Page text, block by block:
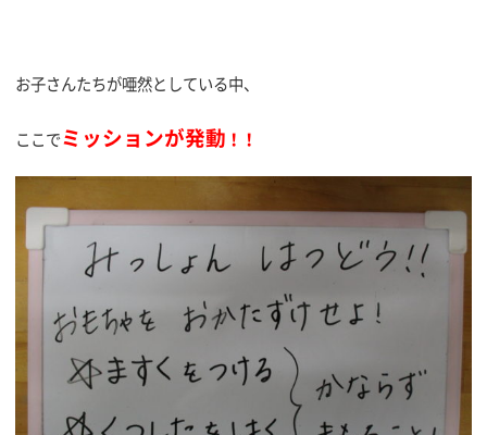
お子さんたちが唖然としている中、
ここでミッションが発動 ！！